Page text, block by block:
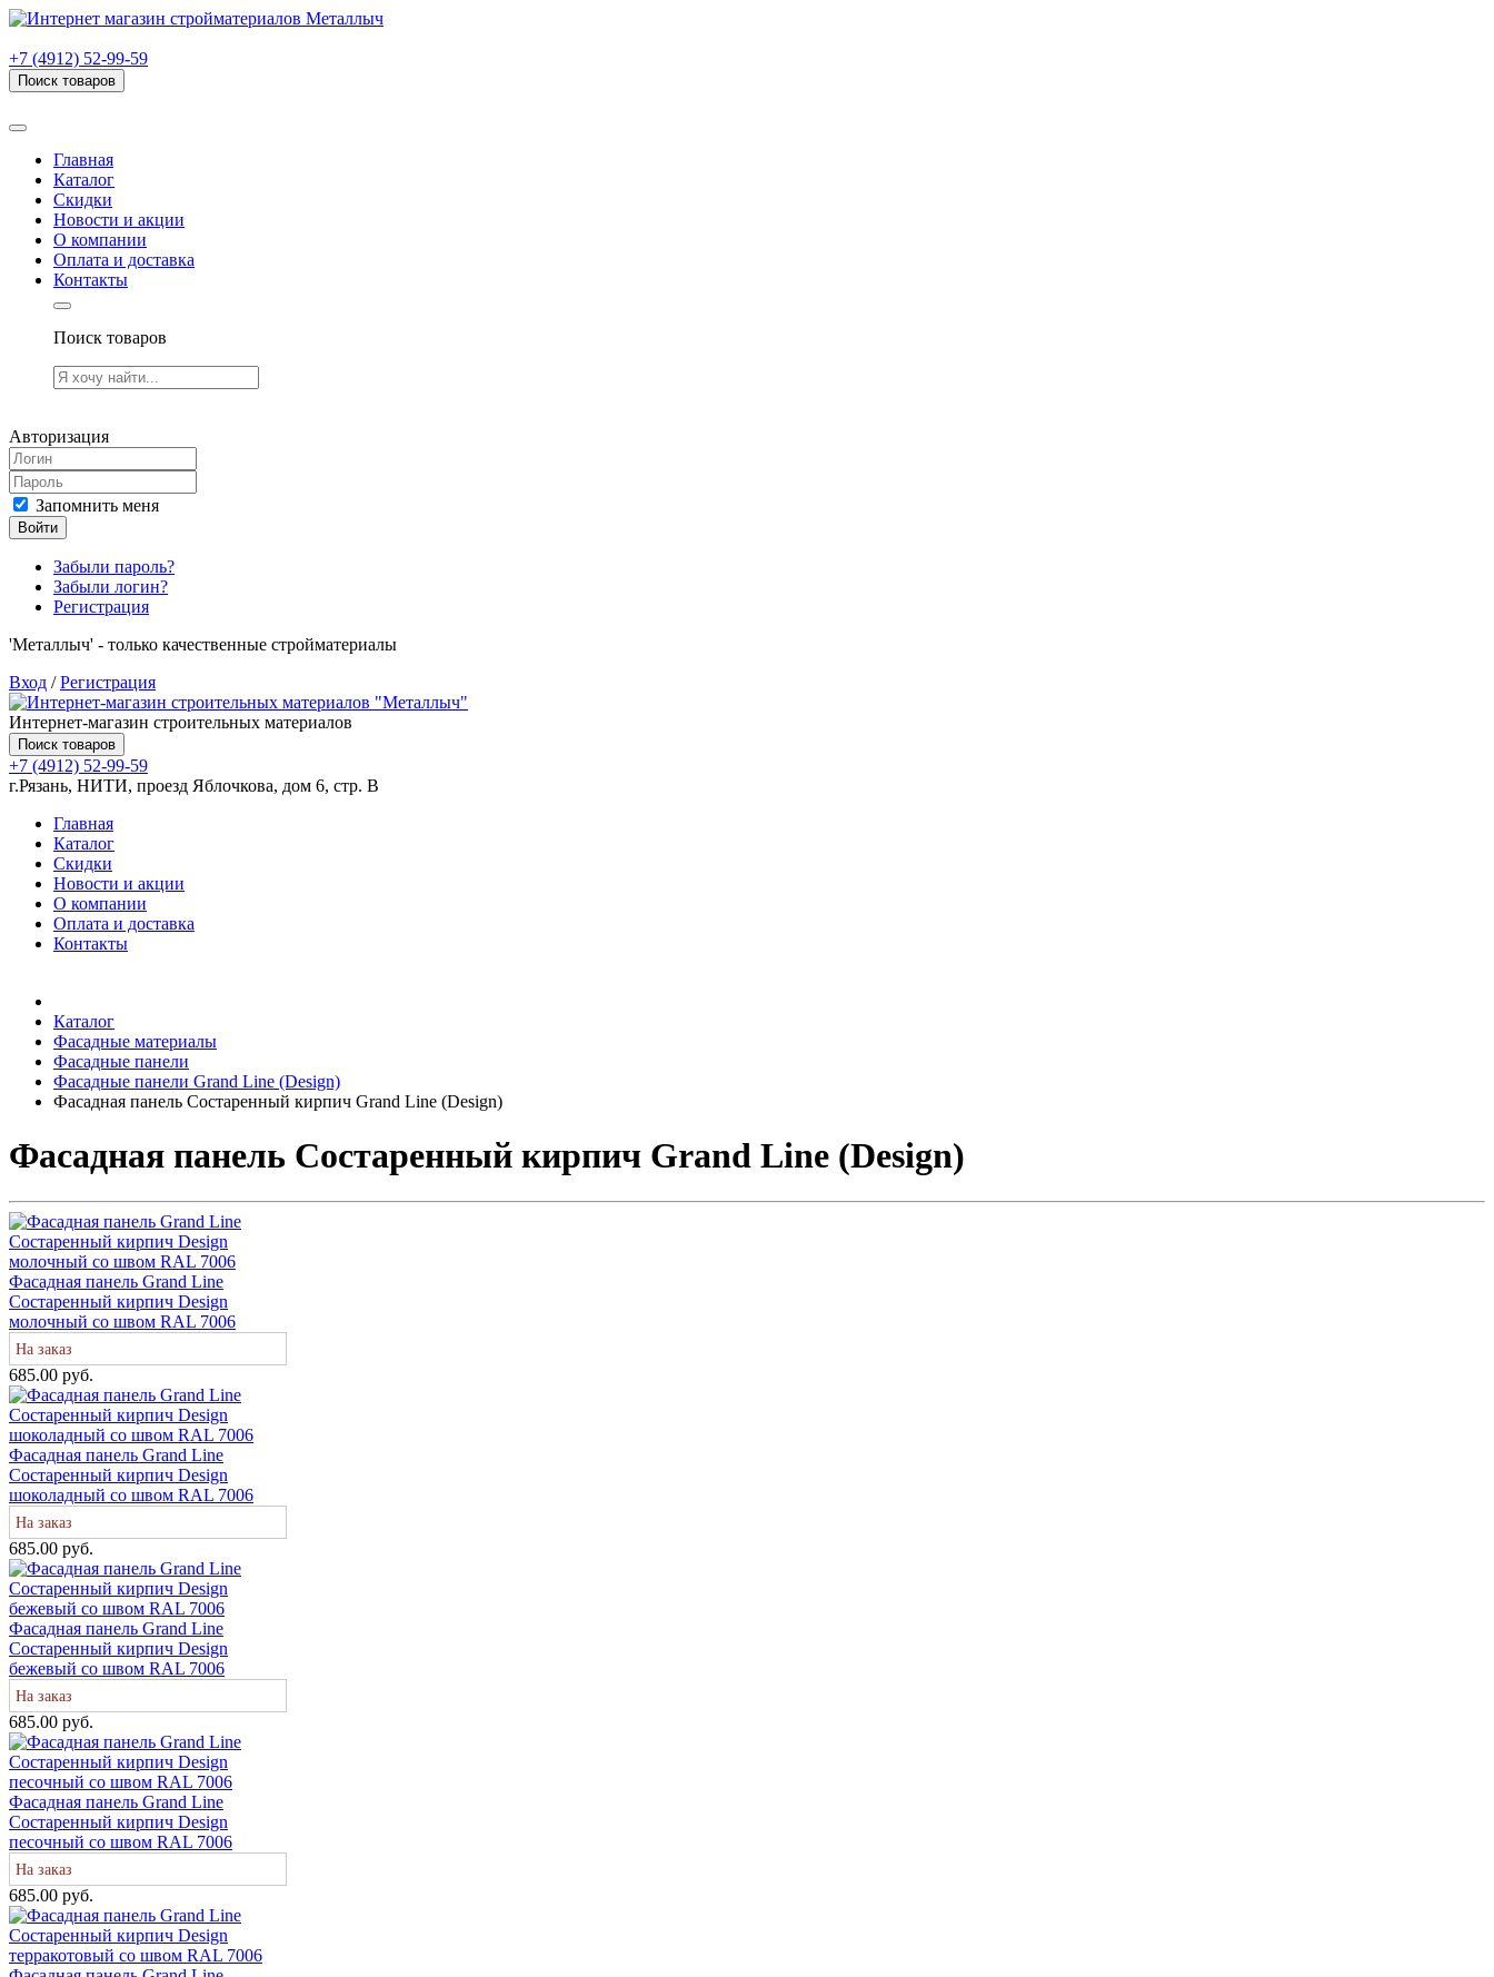
+7 (4912) 52-99-59
Поиск товаров
Главная
Каталог
Скидки
Новости и акции
О компании
Оплата и доставка
Контакты
Поиск товаров
Авторизация
Запомнить меня
Войти
Забыли пароль?
Забыли логин?
Регистрация
'Металлыч' - только качественные стройматериалы
Вход /Регистрация
Интернет-магазин строительных материалов
Поиск товаров
+7 (4912) 52-99-59
г.Рязань, НИТИ, проезд Яблочкова, дом 6, стр. В
Главная
Каталог
Скидки
Новости и акции
О компании
Оплата и доставка
Контакты
Каталог
Фасадные материалы
Фасадные панели
Фасадные панели Grand Line (Design)
Фасадная панель Состаренный кирпич Grand Line (Design)
Фасадная панель Состаренный кирпич Grand Line (Design)
Фасадная панель Grand Line
Состаренный кирпич Design
молочный со швом RAL 7006
На заказ
685.00 руб.
Фасадная панель Grand Line
Состаренный кирпич Design
шоколадный со швом RAL 7006
На заказ
685.00 руб.
Фасадная панель Grand Line
Состаренный кирпич Design
бежевый со швом RAL 7006
На заказ
685.00 руб.
Фасадная панель Grand Line
Состаренный кирпич Design
песочный со швом RAL 7006
На заказ
685.00 руб.